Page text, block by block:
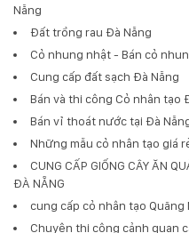
Nẵng
Đất trồng rau Đà Nẵng
Cỏ nhung nhật - Bán cỏ
Cung cấp đất sạch Đà Nẵng
Bán và thi công Cỏ nhân tạo
Bán vỉ thoát nước tại Đà
Những mẫu cỏ nhân tạo giá
CUNG CẤP GIỐNG CÂY ĂN
ĐÀ NẴNG
cung cấp cỏ nhân tạo Quãng
Chuyên thi công cảnh quan